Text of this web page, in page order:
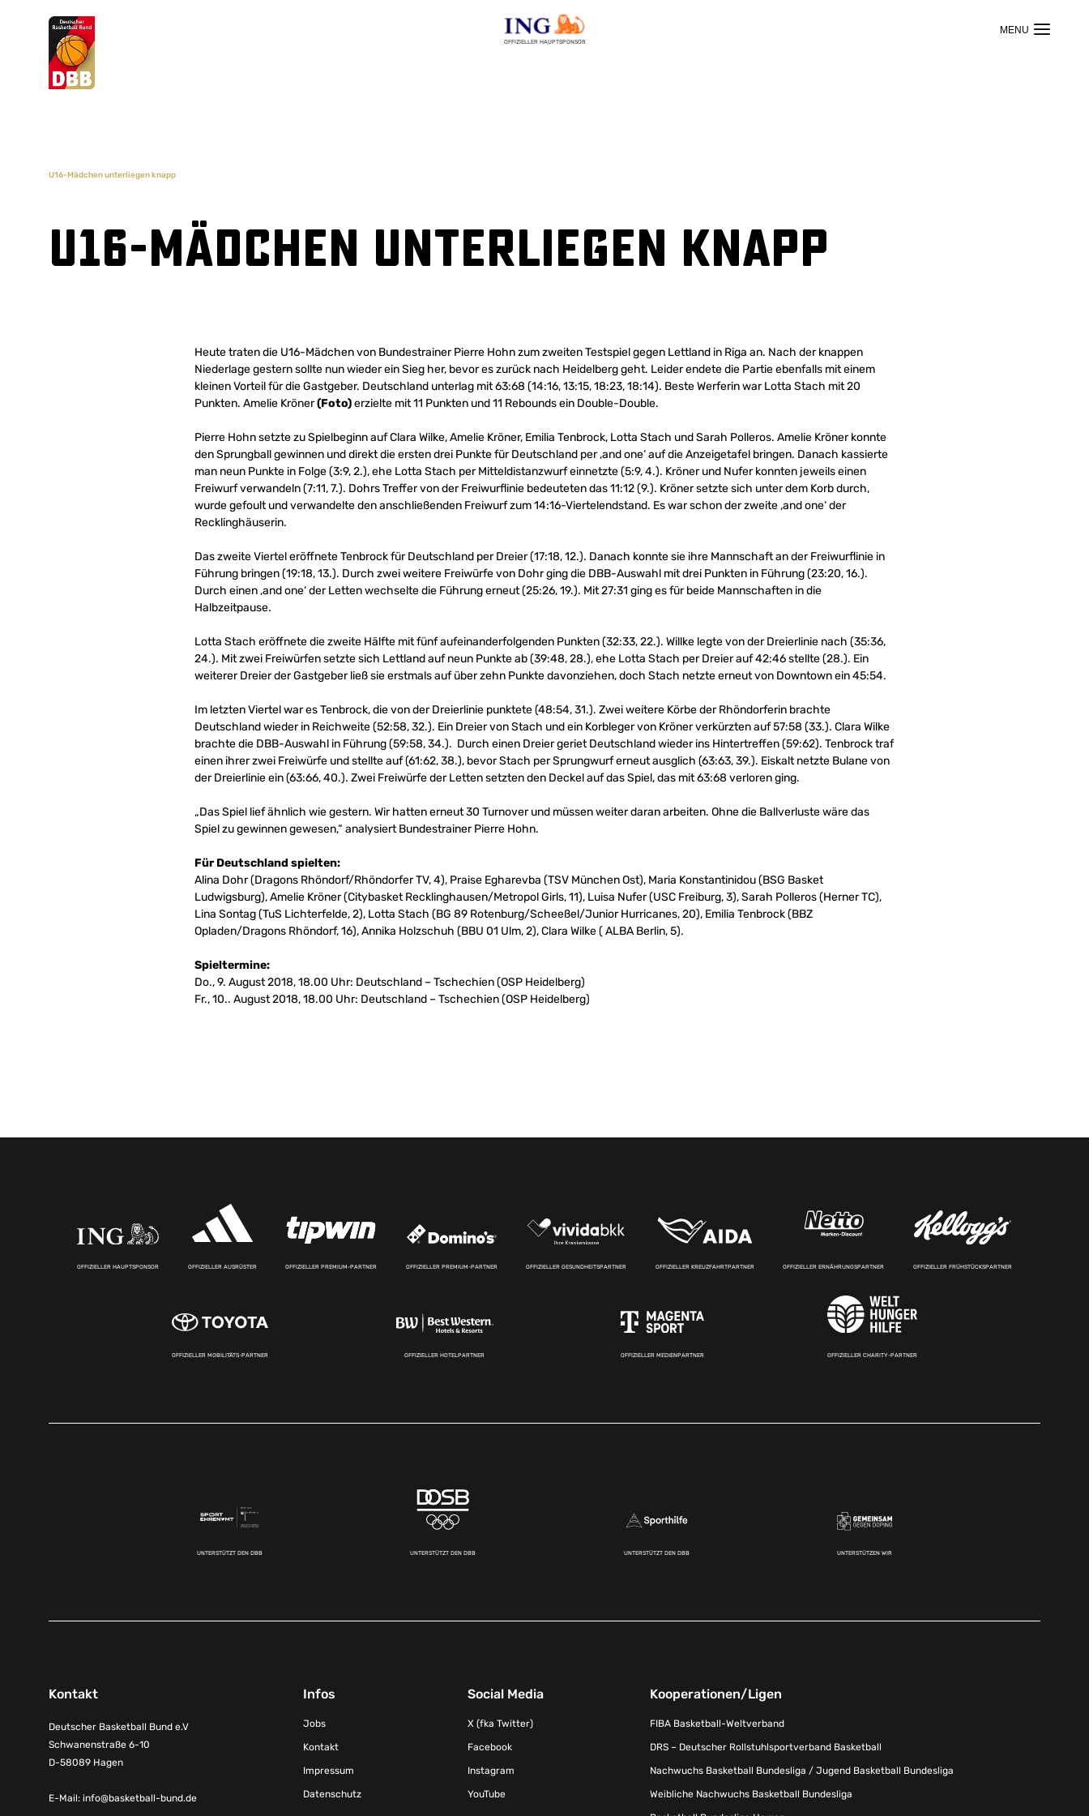
OFFIZIELLER HAUPTSPONSOR
Suchvorschläge
U16-Mädchen unterliegen knapp
U16-Mädchen unterliegen knapp
Heute traten die U16-Mädchen von Bundestrainer Pierre Hohn zum zweiten Testspiel gegen Lettland in Riga an. Nach der knappen
Niederlage gestern sollte nun wieder ein Sieg her, bevor es zurück nach Heidelberg geht. Leider endete die Partie ebenfalls mit einem
kleinen Vorteil für die Gastgeber. Deutschland unterlag mit 63:68 (14:16, 13:15, 18:23, 18:14). Beste Werferin war Lotta Stach mit 20
Punkten. Amelie Kröner(Foto)erzielte mit 11 Punkten und 11 Rebounds ein Double-Double.
Pierre Hohn setzte zu Spielbeginn auf Clara Wilke, Amelie Kröner, Emilia Tenbrock, Lotta Stach und Sarah Polleros. Amelie Kröner konnte
den Sprungball gewinnen und direkt die ersten drei Punkte für Deutschland per ‚and one‘ auf die Anzeigetafel bringen. Danach kassierte
man neun Punkte in Folge (3:9, 2.), ehe Lotta Stach per Mitteldistanzwurf einnetzte (5:9, 4.). Kröner und Nufer konnten jeweils einen
Freiwurf verwandeln (7:11, 7.). Dohrs Treffer von der Freiwurflinie bedeuteten das 11:12 (9.). Kröner setzte sich unter dem Korb durch,
wurde gefoult und verwandelte den anschließenden Freiwurf zum 14:16-Viertelendstand. Es war schon der zweite ‚and one‘ der
Recklinghäuserin.
Das zweite Viertel eröffnete Tenbrock für Deutschland per Dreier (17:18, 12.). Danach konnte sie ihre Mannschaft an der Freiwurflinie in
Führung bringen (19:18, 13.). Durch zwei weitere Freiwürfe von Dohr ging die DBB-Auswahl mit drei Punkten in Führung (23:20, 16.).
Durch einen ‚and one‘ der Letten wechselte die Führung erneut (25:26, 19.). Mit 27:31 ging es für beide Mannschaften in die
Halbzeitpause.
Lotta Stach eröffnete die zweite Hälfte mit fünf aufeinanderfolgenden Punkten (32:33, 22.). Willke legte von der Dreierlinie nach (35:36,
24.). Mit zwei Freiwürfen setzte sich Lettland auf neun Punkte ab (39:48, 28.), ehe Lotta Stach per Dreier auf 42:46 stellte (28.). Ein
weiterer Dreier der Gastgeber ließ sie erstmals auf über zehn Punkte davonziehen, doch Stach netzte erneut von Downtown ein 45:54.
Im letzten Viertel war es Tenbrock, die von der Dreierlinie punktete (48:54, 31.). Zwei weitere Körbe der Rhöndorferin brachte
Deutschland wieder in Reichweite (52:58, 32.). Ein Dreier von Stach und ein Korbleger von Kröner verkürzten auf 57:58 (33.). Clara Wilke
brachte die DBB-Auswahl in Führung (59:58, 34.). Durch einen Dreier geriet Deutschland wieder ins Hintertreffen (59:62). Tenbrock traf
einen ihrer zwei Freiwürfe und stellte auf (61:62, 38.), bevor Stach per Sprungwurf erneut ausglich (63:63, 39.). Eiskalt netzte Bulane von
der Dreierlinie ein (63:66, 40.). Zwei Freiwürfe der Letten setzten den Deckel auf das Spiel, das mit 63:68 verloren ging.
„Das Spiel lief ähnlich wie gestern. Wir hatten erneut 30 Turnover und müssen weiter daran arbeiten. Ohne die Ballverluste wäre das
Spiel zu gewinnen gewesen,“ analysiert Bundestrainer Pierre Hohn.
Für Deutschland spielten:
Alina Dohr (Dragons Rhöndorf/Rhöndorfer TV, 4), Praise Egharevba (TSV München Ost), Maria Konstantinidou (BSG Basket
Ludwigsburg), Amelie Kröner (Citybasket Recklinghausen/Metropol Girls, 11), Luisa Nufer (USC Freiburg, 3), Sarah Polleros (Herner TC),
Lina Sontag (TuS Lichterfelde, 2), Lotta Stach (BG 89 Rotenburg/Scheeßel/Junior Hurricanes, 20), Emilia Tenbrock (BBZ
Opladen/Dragons Rhöndorf, 16), Annika Holzschuh (BBU 01 Ulm, 2), Clara Wilke ( ALBA Berlin, 5).
Spieltermine:
Do., 9. August 2018, 18.00 Uhr: Deutschland – Tschechien (OSP Heidelberg)
Fr., 10.. August 2018, 18.00 Uhr: Deutschland – Tschechien (OSP Heidelberg)
OFFIZIELLER HAUPTSPONSOR OFFIZIELLER AUSRÜSTER OFFIZIELLER PREMIUM-PARTNER OFFIZIELLER PREMIUM-PARTNER OFFIZIELLER GESUNDHEITSPARTNER OFFIZIELLER KREUZFAHRTPARTNER OFFIZIELLER ERNÄHRUNGSPARTNER OFFIZIELLER FRÜHSTÜCKSPARTNER
OFFIZIELLER MOBILITÄTS-PARTNER OFFIZIELLER HOTELPARTNER OFFIZIELLER MEDIENPARTNER OFFIZIELLER CHARITY-PARTNER
UNTERSTÜTZT DEN DBB UNTERSTÜTZT DEN DBB UNTERSTÜTZT DEN DBB UNTERSTÜTZEN WIR
Kontakt
Deutscher Basketball Bund e.V
Schwanenstraße 6-10
D-58089 Hagen
E-Mail: info@basketball-bund.de
Infos
Jobs
Kontakt
Impressum
Datenschutz
Social Media
X (fka Twitter)
Facebook
Instagram
YouTube
Kooperationen/Ligen
FIBA Basketball-Weltverband
DRS – Deutscher Rollstuhlsportverband Basketball
Nachwuchs Basketball Bundesliga / Jugend Basketball Bundesliga
Weibliche Nachwuchs Basketball Bundesliga